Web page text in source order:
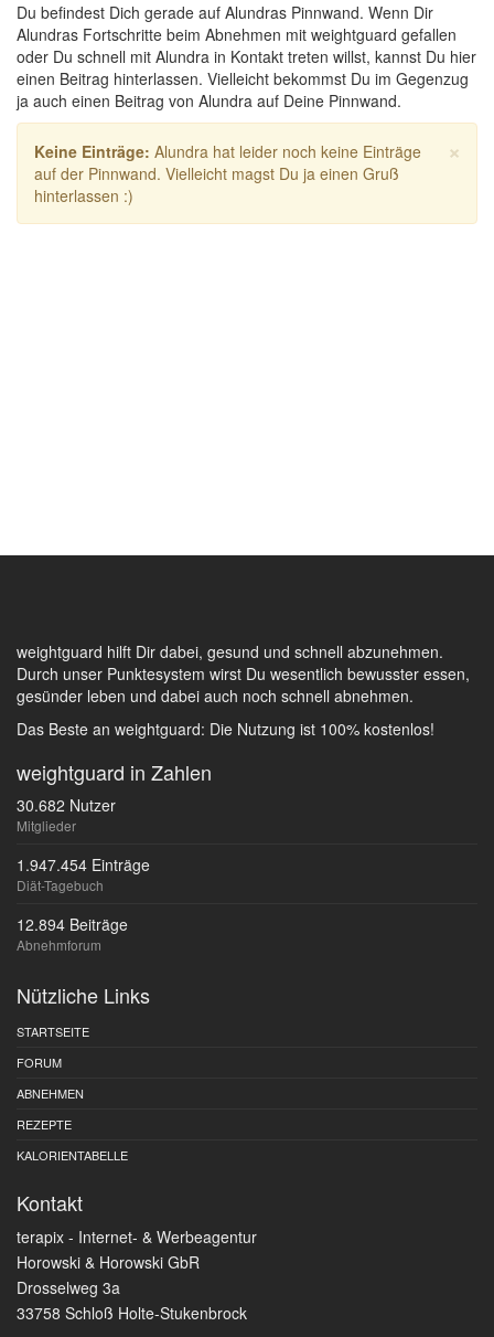
Du befindest Dich gerade auf Alundras Pinnwand. Wenn Dir
Alundras Fortschritte beim Abnehmen mit weightguard gefallen
oder Du schnell mit Alundra in Kontakt treten willst, kannst Du hier
einen Beitrag hinterlassen. Vielleicht bekommst Du im Gegenzug
ja auch einen Beitrag von Alundra auf Deine Pinnwand.
×
Keine Einträge: Alundra hat leider noch keine Einträge
auf der Pinnwand. Vielleicht magst Du ja einen Gruß
hinterlassen :)
weightguard hilft Dir dabei, gesund und schnell abzunehmen.
Durch unser Punktesystem wirst Du wesentlich bewusster essen,
gesünder leben und dabei auch noch schnell abnehmen.
Das Beste an weightguard: Die Nutzung ist 100% kostenlos!
weightguard in Zahlen
30.682 Nutzer
Mitglieder
1.947.454 Einträge
Diät-Tagebuch
12.894 Beiträge
Abnehmforum
Nützliche Links
STARTSEITE
FORUM
ABNEHMEN
REZEPTE
KALORIENTABELLE
Kontakt
terapix - Internet- & Werbeagentur
Horowski & Horowski GbR
Drosselweg 3a
33758 Schloß Holte-Stukenbrock